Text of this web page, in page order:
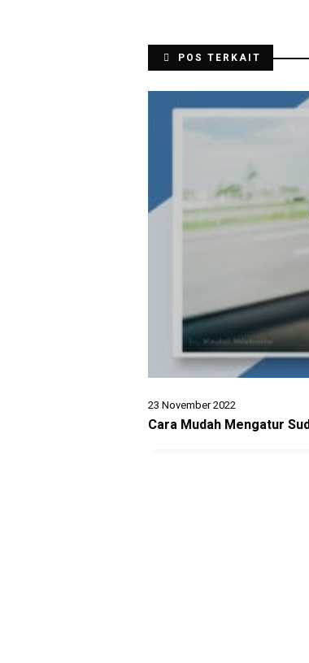
POS TERKAIT
23 November 2022
Cara Mudah Mengatur